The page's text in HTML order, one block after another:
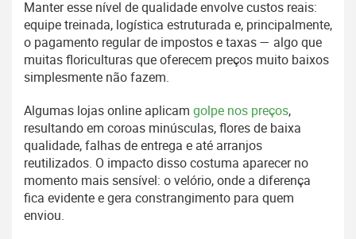
Manter esse nível de qualidade envolve custos reais:
equipe treinada, logística estruturada e, principalmente,
o pagamento regular de impostos e taxas — algo que
muitas floriculturas que oferecem preços muito baixos
simplesmente não fazem.
Algumas lojas online aplicam golpe nos preços,
resultando em coroas minúsculas, flores de baixa
qualidade, falhas de entrega e até arranjos
reutilizados. O impacto disso costuma aparecer no
momento mais sensível: o velório, onde a diferença
fica evidente e gera constrangimento para quem
enviou.